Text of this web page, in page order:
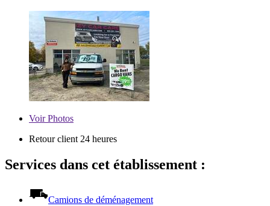
VoirPhotos
Retour client 24 heures
Services dans cet établissement :
Camions de déménagement